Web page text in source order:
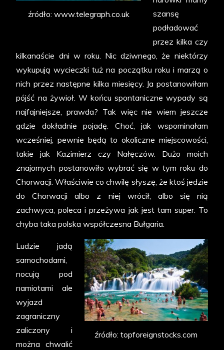
źródło: www.telegraph.co.uk
szansę
podładować
przez kilka czy
kilkanaście dni w roku. Nic dziwnego, że niektórzy
wykupują wycieczki tuż na początku roku i marzą o
nich przez następne kilka miesięcy. Ja postanowiłam
pójść na żywioł. W końcu spontaniczne wypady są
najfajniejsze, prawda? Tak więc nie wiem jeszcze
gdzie dokładnie pojadę. Choć, jak wspominałam
wcześniej, pewnie będą to okoliczne miejscowości,
takie jak Kazimierz czy Nałęczów. Dużo moich
znajomych postanowiło wybrać się w tym roku do
Chorwacji. Właściwie co chwilę słyszę, że ktoś jedzie
do Chorwacji albo z niej wrócił, albo się nią
zachwyca, poleca i przeżywa jak jest tam super. To
chyba taka polska współczesna Bułgaria.
źródło: topforeignstocks.com
Ludzie jadą
samochodami,
nocują pod
namiotami ale
wyjazd
zagraniczny
zaliczony i
można chwalić